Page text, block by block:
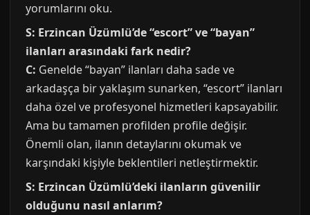
yorumlarını oku.
S: Erzincan Üzümlü’de “escort” ve “bayan”
ilanları arasındaki fark nedir?
C: Genelde “bayan” ilanları daha sade ve
arkadaşça bir yaklaşım sunarken, “escort” ilanları
daha özel ve profesyonel hizmetleri kapsayabilir.
Ama bu tamamen profilden profile değişir.
Önemli olan, ilanın detaylarını okumak ve
karşındaki kişiyle beklentileri netleştirmektir.
S: Erzincan Üzümlü’deki ilanların güvenilir
olduğunu nasıl anlarım?